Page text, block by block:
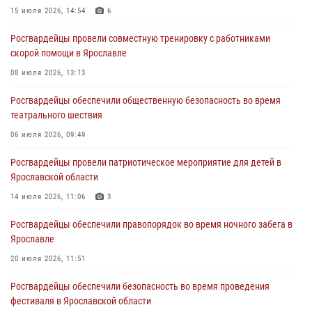
более 250 выездов по сигналам «Тревога»
27 июля 2026, 08:59
забега в Ярославле
27 июля 2026, 07:16
в Ярославской области
27 июля 2026, 07:05
15 июля 2026, 14:54 6
Росгвардейцы провели совместную тренировку с работниками
скорой помощи в Ярославле
08 июля 2026, 13:13
Росгвардейцы обеспечили общественную безопасность во время
театрального шествия
06 июля 2026, 09:49
Росгвардейцы провели патриотическое мероприятие для детей в
Ярославской области
14 июля 2026, 11:06 3
Росгвардейцы обеспечили правопорядок во время ночного забега в
Ярославле
20 июля 2026, 11:51
Росгвардейцы обеспечили безопасность во время проведения
фестиваля в Ярославской области